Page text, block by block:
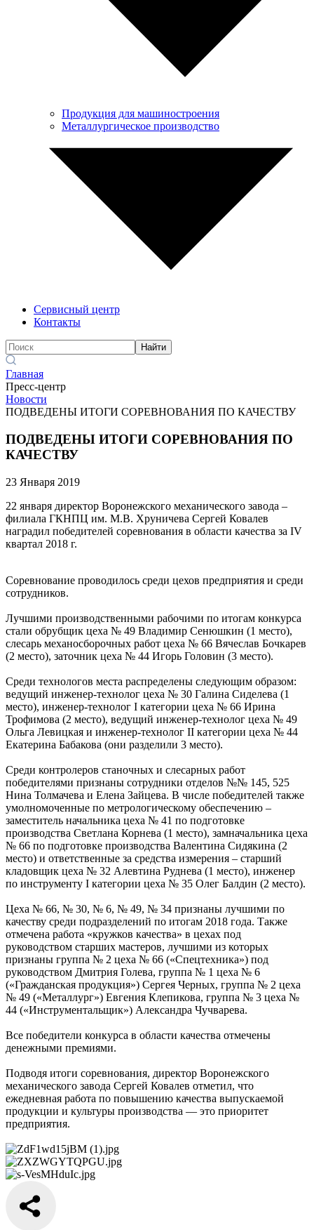
Продукция для машиностроения
Металлургическое производство
Сервисный центр
Контакты
Найти
Главная
Пресс-центр
Новости
ПОДВЕДЕНЫ ИТОГИ СОРЕВНОВАНИЯ ПО КАЧЕСТВУ
ПОДВЕДЕНЫ ИТОГИ СОРЕВНОВАНИЯ ПО
КАЧЕСТВУ
23 Января 2019
22 января директор Воронежского механического завода –
филиала ГКНПЦ им. М.В. Хруничева Сергей Ковалев
наградил победителей соревнования в области качества за IV
квартал 2018 г.
Соревнование проводилось среди цехов предприятия и среди
сотрудников.
Лучшими производственными рабочими по итогам конкурса
стали обрубщик цеха № 49 Владимир Сенюшкин (1 место),
слесарь механосборочных работ цеха № 66 Вячеслав Бочкарев
(2 место), заточник цеха № 44 Игорь Головин (3 место).
Среди технологов места распределены следующим образом:
ведущий инженер-технолог цеха № 30 Галина Сиделева (1
место), инженер-технолог I категории цеха № 66 Ирина
Трофимова (2 место), ведущий инженер-технолог цеха № 49
Ольга Левицкая и инженер-технолог II категории цеха № 44
Екатерина Бабакова (они разделили 3 место).
Среди контролеров станочных и слесарных работ
победителями признаны сотрудники отделов №№ 145, 525
Нина Толмачева и Елена Зайцева. В числе победителей также
умолномоченные по метрологическому обеспечению –
заместитель начальника цеха № 41 по подготовке
производства Светлана Корнева (1 место), замначальника цеха
№ 66 по подготовке производства Валентина Сидякина (2
место) и ответственные за средства измерения – старший
кладовщик цеха № 32 Алевтина Руднева (1 место), инженер
по инструменту I категории цеха № 35 Олег Балдин (2 место).
Цеха № 66, № 30, № 6, № 49, № 34 признаны лучшими по
качеству среди подразделений по итогам 2018 года. Также
отмечена работа «кружков качества» в цехах под
руководством старших мастеров, лучшими из которых
признаны группа № 2 цеха № 66 («Спецтехника») под
руководством Дмитрия Голева, группа № 1 цеха № 6
(«Гражданская продукция») Сергея Черных, группа № 2 цеха
№ 49 («Металлург») Евгения Клепикова, группа № 3 цеха №
44 («Инструментальщик») Александра Чучварева.
Все победители конкурса в области качества отмечены
денежными премиями.
Подводя итоги соревнования, директор Воронежского
механического завода Сергей Ковалев отметил, что
ежедневная работа по повышению качества выпускаемой
продукции и культуры производства — это приоритет
предприятия.